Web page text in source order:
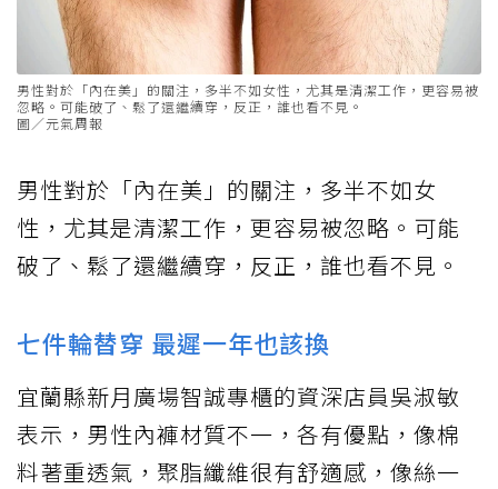
男性對於「內在美」的關注，多半不如女性，尤其是清潔工作，更容易被
忽略。可能破了、鬆了還繼續穿，反正，誰也看不見。
圖／元氣周報
男性對於「內在美」的關注，多半不如女
性，尤其是清潔工作，更容易被忽略。可能
破了、鬆了還繼續穿，反正，誰也看不見。
七件輪替穿 最遲一年也該換
宜蘭縣新月廣場智誠專櫃的資深店員吳淑敏
表示，男性內褲材質不一，各有優點，像棉
料著重透氣，聚脂纖維很有舒適感，像絲一